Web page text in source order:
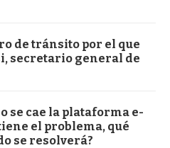
de tránsito por el que
secretario general de
se cae la plataforma e-
el problema, qué
se resolverá?